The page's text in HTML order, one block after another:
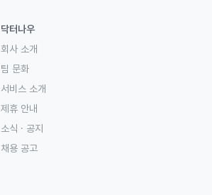
닥터나우
회사 소개
팀 문화
서비스 소개
제휴 안내
소식 · 공지
채용 공고